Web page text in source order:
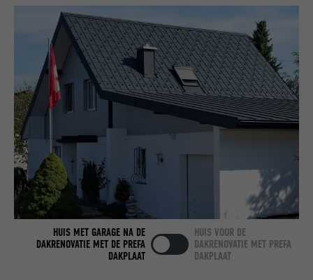
HUIS MET GARAGE NA DE
DAKRENOVATIE MET DE PREFA
DAKPLAAT
HUIS VOOR DE
DAKRENOVATIE MET PREFA
DAKPLAAT
bcookie
AANBIEDER LinkedIn
VERVALTIJD 2 jaar
Gebruikt door de socialnetworking-dienst
LinkedIn voor het volgen van het gebruik
NAAM bscookie
2 jaar